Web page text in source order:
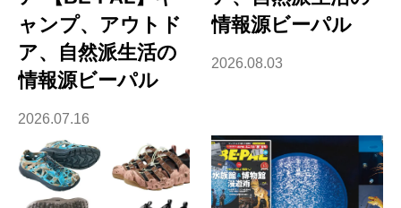
ャンプ、アウトド
ア、自然派生活の
情報源ビーパル
2026.07.16
情報源ビーパル
2026.08.03